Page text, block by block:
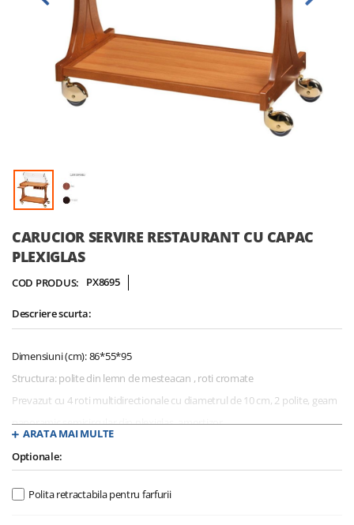
Skip
to
the
beginning
the
images
CARUCIOR SERVIRE RESTAURANT CU CAPAC
PLEXIGLAS
COD PRODUS: PX8695
Descriere scurta:
Dimensiuni (cm): 86*55*95
Structura: polite din lemn de mesteacan , roti cromate
Prevazut cu 4 roti multidirectionale cu diametrul de 10 cm, 2 polite, geam
panoramic semicircular din plexiglas, amortizor
tacamuri
Posibilitate culori: nuc sau venghe
ARATA MAI MULTE
Optionale:
Polita retractabila pentru farfurii